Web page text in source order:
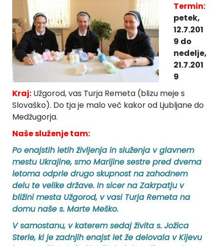
Termin:
petek,
12.7.201
9 do
nedelje,
21.7.201
9
Kraj: Užgorod, vas Turja Remeta (blizu meje s
Slovaško). Do tja je malo več kakor od Ljubljane do
Medžugorja.
Naše služenje tam:
Po enajstih letih življenja in služenja v glavnem
mestu Ukrajine, smo Marijine sestre pred dvema
letoma odprle drugo skupnost na zahodnem
delu te velike države. In sicer na Zakrpatju v
bližini mesta Užgorod, v vasi Turja Remeta na
domu naše s. Marte Meško.
V samostanu, v katerem sedaj živita s. Jožica
Sterle, ki je zadnjih enajst let že delovala v Kijevu